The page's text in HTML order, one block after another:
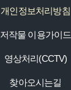
개인정보처리방침
저작물 이용가이드
영상처리(CCTV)
찾아오시는길